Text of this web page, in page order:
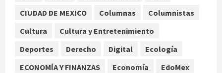
Detienen a ‘El Pony’ con fusil M4,
drogas y arsenal en carretera de
agosto 9, 2026
CIUDAD DE MEXICO
Columnas
Columnistas
Cultura
Cultura y Entretenimiento
Deportes
Derecho Digital
Ecología
ECONOMÍA Y FINANZAS
Economía
EdoMex